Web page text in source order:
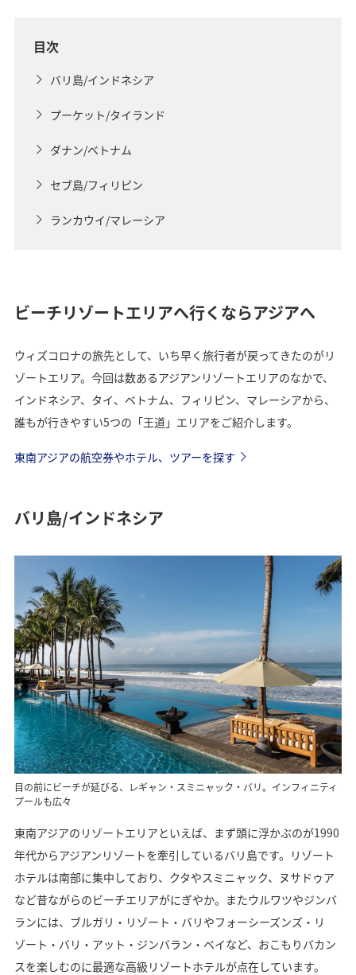
目次
バリ島/インドネシア
プーケット/タイランド
ダナン/ベトナム
セブ島/フィリピン
ランカウイ/マレーシア
ビーチリゾートエリアへ行くならアジアへ
ウィズコロナの旅先として、いち早く旅行者が戻ってきたのがリ
ゾートエリア。今回は数あるアジアンリゾートエリアのなかで、
インドネシア、タイ、ベトナム、フィリピン、マレーシアから、
誰もが行きやすい5つの「王道」エリアをご紹介します。
東南アジアの航空券やホテル、ツアーを探す
バリ島/インドネシア
目の前にビーチが延びる、レギャン・スミニャック・バリ。インフィニティ
プールも広々
東南アジアのリゾートエリアといえば、まず頭に浮かぶのが1990
年代からアジアンリゾートを牽引しているバリ島です。リゾート
ホテルは南部に集中しており、クタやスミニャック、ヌサドゥア
など昔ながらのビーチエリアがにぎやか。またウルワツやジンバ
ランには、ブルガリ・リゾート・バリやフォーシーズンズ・リ
ゾート・バリ・アット・ジンバラン・ベイなど、おこもりバカン
スを楽しむのに最適な高級リゾートホテルが点在しています。